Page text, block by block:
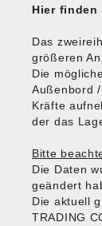
Hier finden
Das
größeren
Die
Außenbord
Kräfte
der das
Bitte
Die Daten
geändert
Die aktuell
TRADING